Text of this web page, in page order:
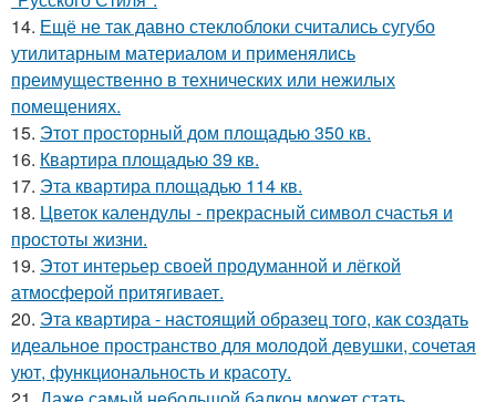
14. Ещё не так давно стеклоблоки считались сугубо
утилитарным материалом и применялись
преимущественно в технических или нежилых
помещениях.
15. Этот просторный дом площадью 350 кв.
16. Квартира площадью 39 кв.
17. Эта квартира площадью 114 кв.
18. Цветок календулы - прекрасный символ счастья и
простоты жизни.
19. Этот интерьер своей продуманной и лёгкой
атмосферой притягивает.
20. Эта квартира - настоящий образец того, как создать
идеальное пространство для молодой девушки, сочетая
уют, функциональность и красоту.